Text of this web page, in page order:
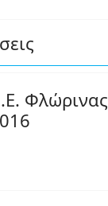
Φλώρινας